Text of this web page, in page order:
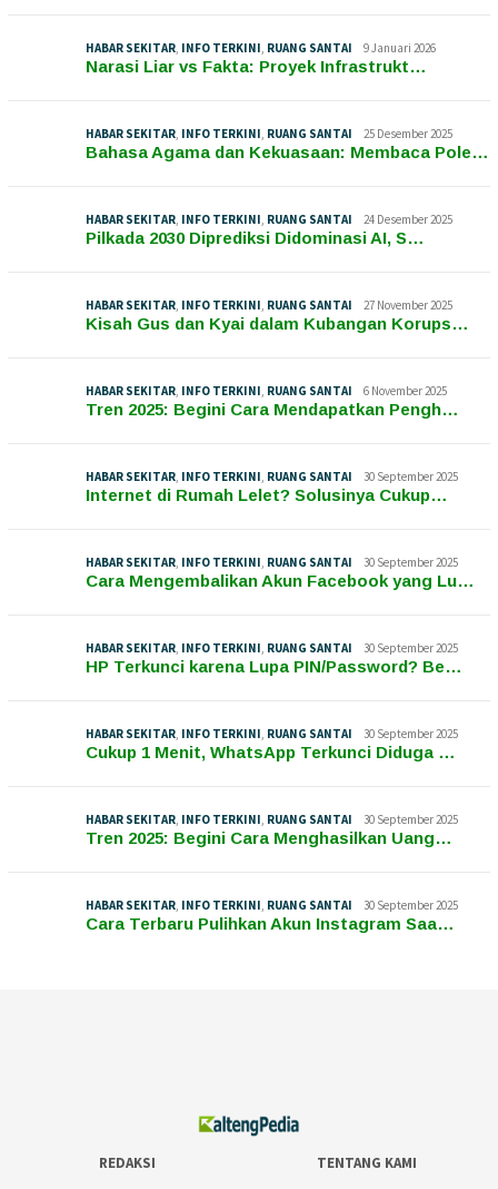
HABAR SEKITAR INFO TERKINI RUANG SANTAI 9 Januari 2026
Narasi Liar vs Fakta: Proyek Infrastrukt…
HABAR SEKITAR INFO TERKINI RUANG SANTAI 25 Desember 2025
Bahasa Agama dan Kekuasaan: Membaca Pole…
HABAR SEKITAR INFO TERKINI RUANG SANTAI 24 Desember 2025
Pilkada 2030 Diprediksi Didominasi AI, S…
HABAR SEKITAR INFO TERKINI RUANG SANTAI 27 November 2025
Kisah Gus dan Kyai dalam Kubangan Korups…
HABAR SEKITAR INFO TERKINI RUANG SANTAI 6 November 2025
Tren 2025: Begini Cara Mendapatkan Pengh…
HABAR SEKITAR INFO TERKINI RUANG SANTAI 30 September 2025
Internet di Rumah Lelet? Solusinya Cukup…
HABAR SEKITAR INFO TERKINI RUANG SANTAI 30 September 2025
Cara Mengembalikan Akun Facebook yang Lu…
HABAR SEKITAR INFO TERKINI RUANG SANTAI 30 September 2025
HP Terkunci karena Lupa PIN/Password? Be…
HABAR SEKITAR INFO TERKINI RUANG SANTAI 30 September 2025
Cukup 1 Menit, WhatsApp Terkunci Diduga …
HABAR SEKITAR INFO TERKINI RUANG SANTAI 30 September 2025
Tren 2025: Begini Cara Menghasilkan Uang…
HABAR SEKITAR INFO TERKINI RUANG SANTAI 30 September 2025
Cara Terbaru Pulihkan Akun Instagram Saa…
REDAKSI TENTANG KAMI